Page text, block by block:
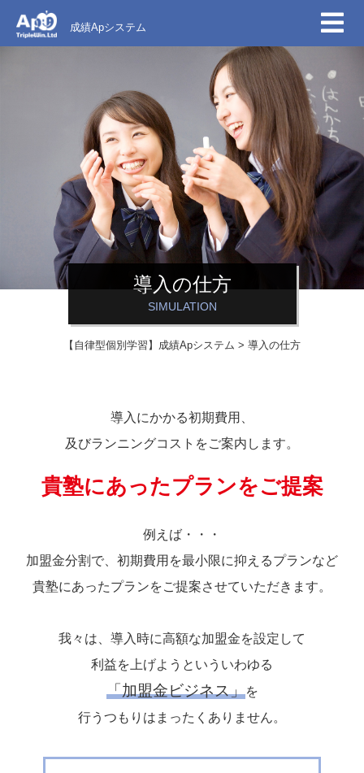
成績Apシステム
導入の仕方
SIMULATION
【自律型個別学習】成績Apシステム > 導入の仕方
導入にかかる初期費用、
及びランニングコストをご案内します。
貴塾にあったプランをご提案
例えば・・・
加盟金分割で、初期費用を最小限に抑えるプランなど
貴塾にあったプランをご提案させていただきます。
我々は、導入時に高額な加盟金を設定して
利益を上げようといういわゆる
「加盟金ビジネス」を
行うつもりはまったくありません。